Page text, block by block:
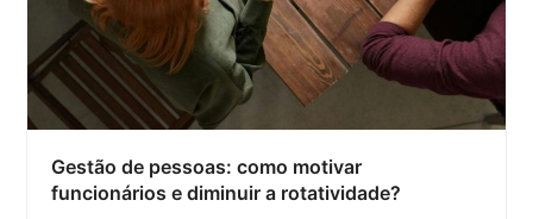
Gestão de pessoas: como motivar
funcionários e diminuir a rotatividade?